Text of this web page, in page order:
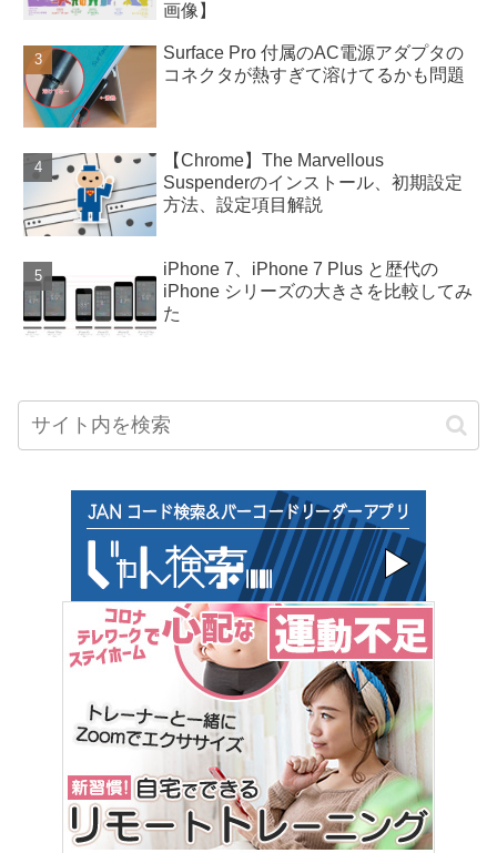
画像】
Surface Pro 付属のAC電源アダプタの
コネクタが熱すぎて溶けてるかも問題
【Chrome】The Marvellous
Suspenderのインストール、初期設定
方法、設定項目解説
iPhone 7、iPhone 7 Plus と歴代の
iPhone シリーズの大きさを比較してみ
た